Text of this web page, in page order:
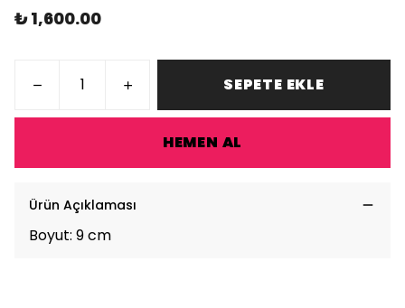
₺ 1,600.00
SEPETE EKLE
HEMEN AL
Ürün Açıklaması
Boyut: 9 cm